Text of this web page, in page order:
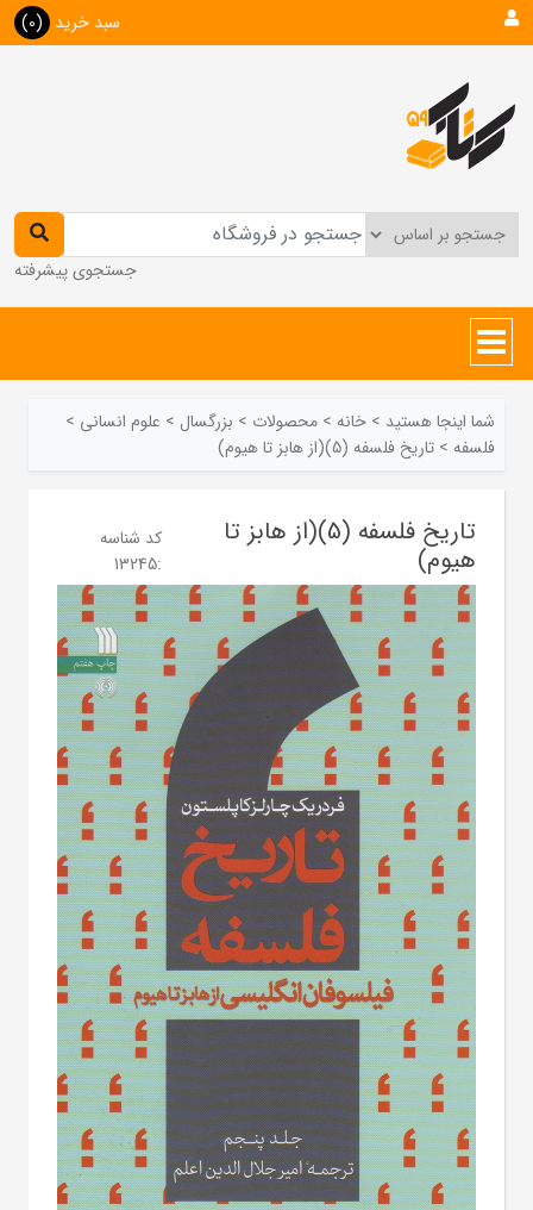
سبد خرید (0)
جستجوی پیشرفته
شما اینجا هستید > خانه > محصولات > بزرگسال > علوم انسانی >
فلسفه > تاریخ فلسفه (5)(از هابز تا هیوم)
تاریخ فلسفه (5)(از هابز تا
هیوم)
کد شناسه
:
13245